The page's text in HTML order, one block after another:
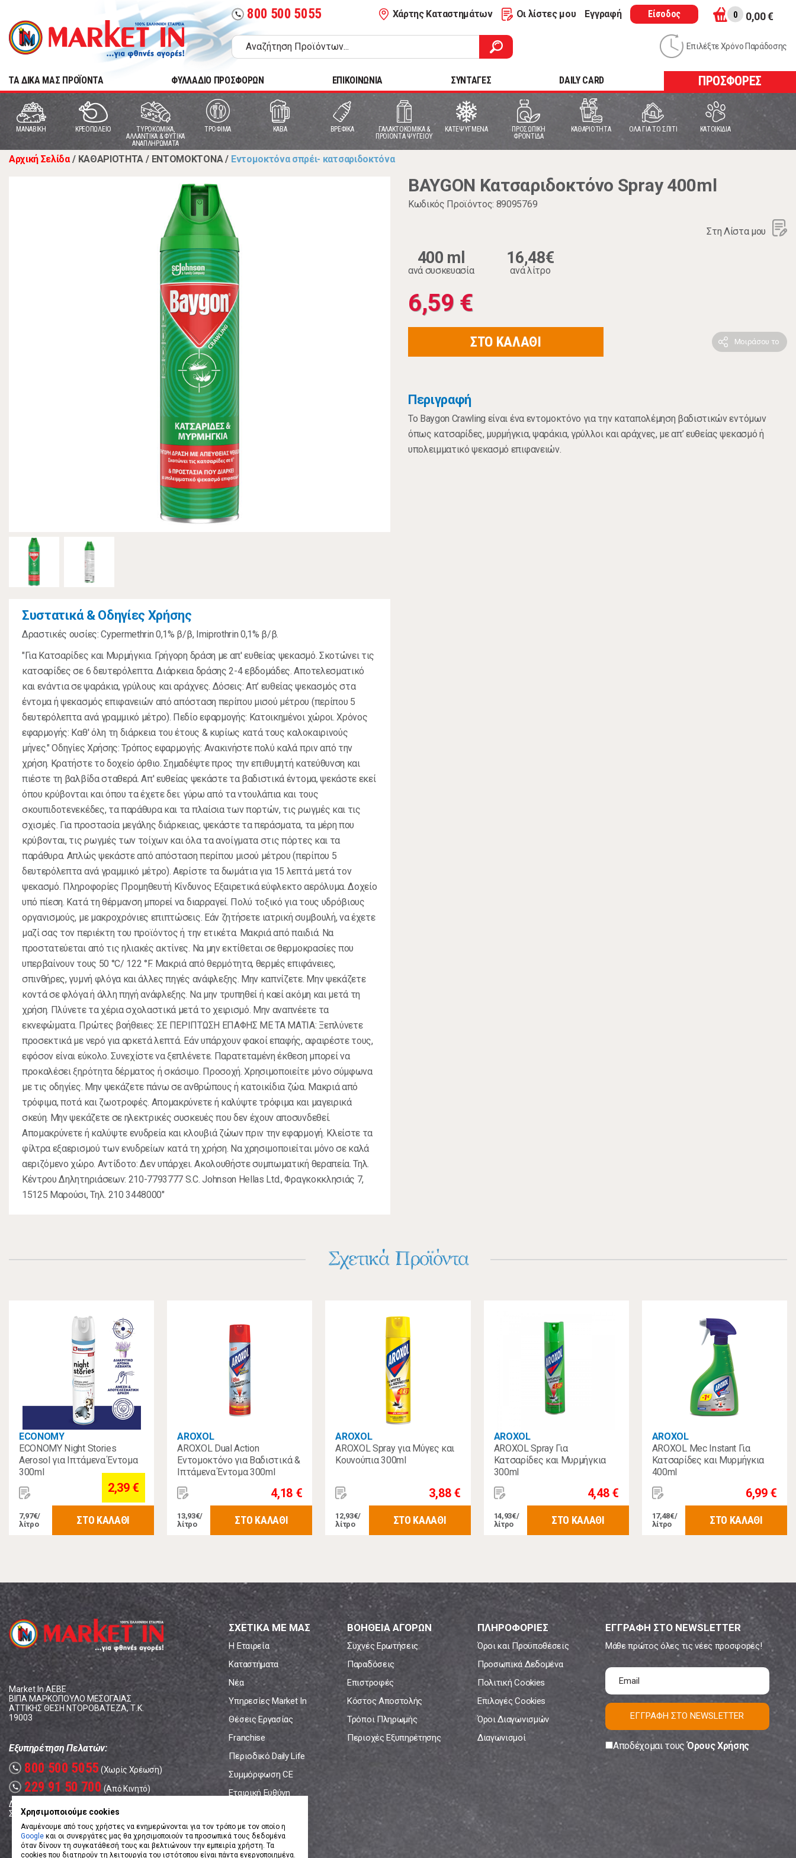
call 800 500 5055 Χάρτης Καταστημάτων Οι λίστες μου Εγγραφή Είσοδος 0 0,00 €
Επιλέξτε Χρόνο Παράδοσης
TA ΔΙΚΑ ΜΑΣ ΠΡΟΪΟΝΤΑ ΦΥΛΛΑΔΙΟ ΠΡΟΣΦΟΡΩΝ ΕΠΙΚΟΙΝΩΝΙΑ ΣΥΝΤΑΓΕΣ DAILY CARD ΠΡΟΣΦΟΡΕΣ
MANABIKH ΚΡΕΟΠΩΛΕΙΟ
ΤΥΡΟΚΟΜΙΚΑ,
ΑΛΛΑΝΤΙΚΑ & ΦΥΤΙΚΑ
ΑΝΑΠΛΗΡΩΜΑΤΑ
ΤΡΟΦΙΜΑ ΚΑΒΑ ΒΡΕΦΙΚΑ
ΓΑΛΑΚΤΟΚΟΜΙΚΑ &
ΠΡΟΙΟΝΤΑ ΨΥΓΕΙΟΥ
ΚΑΤΕΨΥΓΜΕΝΑ
ΠΡΟΣΩΠΙΚΗ
ΦΡΟΝΤΙΔΑ
ΚΑΘΑΡΙΟΤΗΤΑ ΟΛΑ ΓΙΑ ΤΟ ΣΠΙΤΙ ΚΑΤΟΙΚΙΔΙΑ
Αρχική Σελίδα / ΚΑΘΑΡΙΟΤΗΤΑ / ΕΝΤΟΜΟΚΤΟΝΑ / Εντομοκτόνα σπρέι- κατσαριδοκτόνα
BAYGON Κατσαριδοκτόνο Spray 400ml
Κωδικός Προϊόντος: 89095769
Στη Λίστα μου
400 ml
ανά συσκευασία
16,48€
ανά λίτρο
6,59 €
ΣΤΟ ΚΑΛΑΘΙ Μοιράσου το
Περιγραφή
Το Baygon Crawling είναι ένα εντομοκτόνο για την καταπολέμηση βαδιστικών εντόμων
όπως κατσαρίδες, μυρμήγκια, ψαράκια, γρύλλοι και αράχνες, με απ’ ευθείας ψεκασμό ή
υπολειμματικό ψεκασμό επιφανειών.
Συστατικά & Οδηγίες Χρήσης
Δραστικές ουσίες: Cypermethrin 0,1% β/β, Imiprothrin 0,1% β/β.
"Για Κατσαρίδες και Μυρμήγκια. Γρήγορη δράση με απ' ευθείας ψεκασμό. Σκοτώνει τις
κατσαρίδες σε 6 δευτερόλεπτα. Διάρκεια δράσης 2-4 εβδομάδες. Αποτελεσματικό
και ενάντια σε ψαράκια, γρύλους και αράχνες. Δόσεις: Απ’ ευθείας ψεκασμός στα
έντομα ή ψεκασμός επιφανειών από απόσταση περίπου μισού μέτρου (περίπου 5
δευτερόλεπτα ανά γραμμικό μέτρο). Πεδίο εφαρμογής: Κατοικημένοι χώροι. Χρόνος
εφαρμογής: Καθ' όλη τη διάρκεια του έτους & κυρίως κατά τους καλοκαιρινούς
μήνες." Οδηγίες Χρήσης: Τρόπος εφαρμογής: Ανακινήστε πολύ καλά πριν από την
χρήση. Κρατήστε το δοχείο όρθιο. Σημαδέψτε προς την επιθυμητή κατεύθυνση και
πιέστε τη βαλβίδα σταθερά. Απ' ευθείας ψεκάστε τα βαδιστικά έντομα, ψεκάστε εκεί
όπου κρύβονται και όπου τα έχετε δει: γύρω από τα ντουλάπια και τoυς
σκουπιδοτενεκέδες, τα παράθυρα και τα πλαίσια των πορτών, τις ρωγμές και τις
σχισμές. Για προστασία μεγάλης διάρκειας, ψεκάστε τα περάσματα, τα μέρη που
κρύβονται, τις ρωγμές των τοίχων και όλα τα ανοίγματα στις πόρτες και τα
παράθυρα. Απλώς ψεκάστε από απόσταση περίπου μισού μέτρου (περίπου 5
δευτερόλεπτα ανά γραμμικό μέτρο). Αερίστε τα δωμάτια για 15 λεπτά μετά τον
ψεκασμό. Πληροφορίες Προμηθευτή Κίνδυνος Εξαιρετικά εύφλεκτο αερόλυμα. Δοχείο
υπό πίεση. Κατά τη θέρμανση μπορεί να διαρραγεί. Πολύ τοξικό για τους υδρόβιους
οργανισμούς, με μακροχρόνιες επιπτώσεις. Εάν ζητήσετε ιατρική συμβουλή, να έχετε
μαζί σας τον περιέκτη του προϊόντος ή την ετικέτα. Μακριά από παιδιά. Να
προστατεύεται από τις ηλιακές ακτίνες. Να μην εκτίθεται σε θερμοκρασίες που
υπερβαίνουν τους 50 °C/ 122 °F. Μακριά από θερμότητα, θερμές επιφάνειες,
σπινθήρες, γυμνή φλόγα και άλλες πηγές ανάφλεξης. Μην καπνίζετε. Μην ψεκάζετε
κοντά σε φλόγα ή άλλη πηγή ανάφλεξης. Να μην τρυπηθεί ή καεί ακόμη και μετά τη
χρήση. Πλύνετε τα χέρια σχολαστικά μετά το χειρισμό. Μην αναπνέετε τα
εκνεφώματα. Πρώτες βοήθειες: ΣΕ ΠΕΡΙΠΤΩΣΗ ΕΠΑΦΗΣ ΜΕ ΤΑ ΜΑΤΙΑ: Ξεπλύνετε
προσεκτικά με νερό για αρκετά λεπτά. Εάν υπάρχουν φακοί επαφής, αφαιρέστε τους,
εφόσον είναι εύκολο. Συνεχίστε να ξεπλένετε. Παρατεταμένη έκθεση μπορεί να
προκαλέσει ξηρότητα δέρματος ή σκάσιμο. Προσοχή. Χρησιμοποιείτε μόνο σύμφωνα
με τις οδηγίες. Μην ψεκάζετε πάνω σε ανθρώπους ή κατοικίδια ζώα. Μακριά από
τρόφιμα, ποτά και ζωοτροφές. Απομακρύνετε ή καλύψτε τρόφιμα και μαγειρικά
σκεύη. Μην ψεκάζετε σε ηλεκτρικές συσκευές που δεν έχουν αποσυνδεθεί.
Απομακρύνετε ή καλύψτε ενυδρεία και κλουβιά ζώων πριν την εφαρμογή. Κλείστε τα
φίλτρα εξαερισμού των ενυδρείων κατά τη χρήση. Να χρησιμοποιείται μόνο σε καλά
αεριζόμενο χώρο. Αντίδοτο: Δεν υπάρχει. Ακολουθήστε συμπωματική θεραπεία. Τηλ.
Κέντρου Δηλητηριάσεων: 210-7793777 S.C. Johnson Hellas Ltd., Φραγκοκκλησιάς 7,
15125 Μαρούσι, Τηλ. 210 3448000"
Σχετικά Προϊόντα
ECONOMY
ECONOMY Night Stories
Aerosol για Ιπτάμενα Έντομα
300ml
2,39 €
7,97€/
λίτρο
ΣΤΟ ΚΑΛΑΘΙ
AROXOL
AROXOL Dual Action
Εντομοκτόνο για Βαδιστικά &
Ιπτάμενα Έντομα 300ml
4,18 €
13,93€/
λίτρο
ΣΤΟ ΚΑΛΑΘΙ
AROXOL
AROXOL Spray για Μύγες και
Κουνούπια 300ml
3,88 €
12,93€/
λίτρο
ΣΤΟ ΚΑΛΑΘΙ
AROXOL
AROXOL Spray Για
Κατσαρίδες και Μυρμήγκια
300ml
4,48 €
14,93€/
λίτρο
ΣΤΟ ΚΑΛΑΘΙ
AROXOL
AROXOL Mec Instant Για
Κατσαρίδες και Μυρμήγκια
400ml
6,99 €
17,48€/
λίτρο
ΣΤΟ ΚΑΛΑΘΙ
Market In ΑΕΒΕ
ΒΙΠΑ ΜΑΡΚΟΠΟΥΛΟ ΜΕΣΟΓΑΙΑΣ
ΑΤΤΙΚΗΣ ΘΕΣΗ ΝΤΟΡΟΒΑΤΕΖΑ, Τ.Κ.
19003
Εξυπηρέτηση Πελατών:
call 800 500 5055 (Χωρίς Χρέωση)
call 229 91 50 700 (Από Κινητό)
Δευτέρα - Παρασκευή: 08:00 - 17:00
Σάββατο: 08:00 – 14:00
ΣΧΕΤΙΚΑ ΜΕ ΜΑΣ
Η Εταιρεία
Καταστήματα
Νέα
Υπηρεσίες Market In
Θέσεις Εργασίας
Franchise
Περιοδικό Daily Life
Συμμόρφωση CE
Εταιρική Ευθύνη
ΒΟΗΘΕΙΑ ΑΓΟΡΩΝ
Συχνές Ερωτήσεις
Παραδόσεις
Επιστροφές
Κόστος Αποστολής
Τρόποι Πληρωμής
Περιοχές Εξυπηρέτησης
ΠΛΗΡΟΦΟΡΙΕΣ
Όροι και Προϋποθέσεις
Προσωπικά Δεδομένα
Πολιτική Cookies
Επιλογές Cookies
Όροι Διαγωνισμών
Διαγωνισμοί
ΕΓΓΡΑΦΗ ΣΤΟ NEWSLETTER
Μάθε πρώτος όλες τις νέες προσφορές!
ΕΓΓΡΑΦΗ ΣΤΟ NEWSLETTER
Αποδέχομαι τουςΌρους Χρήσης
Χρησιμοποιούμε cookies
Αναμένουμε από τους χρήστες να ενημερώνονται για τον τρόπο με τον οποίο η
Google και οι συνεργάτες μας θα χρησιμοποιούν τα προσωπικά τους δεδομένα
όταν δίνουν τη συγκατάθεσή τους και βελτιώνουν την εμπειρία χρήστη. Τα
cookies που διατηρούν τη λειτουργία του ιστότοπου είναι πάντα ενεργοποιημένα.